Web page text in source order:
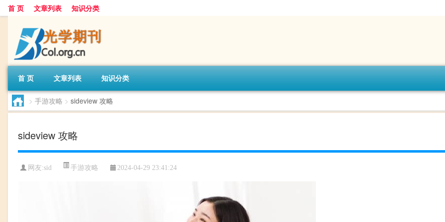
首 页 文章列表 知识分类
首 页 文章列表 知识分类
> 手游攻略 > sideview 攻略
sideview 攻略
网友:sid 手游攻略 2024-04-29 23:41:24